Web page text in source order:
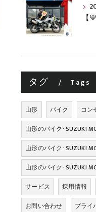
タグ Tags
山形 バイク
コン
山形のバイク･SUZUKI
山形のバイク･SUZUKI
山形のバイク･SUZUKI
サービス
採用情報
お問い合わせ
プライ